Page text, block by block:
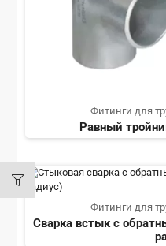
Фитинги для
Равный
Фитинги для
Сварка встык с